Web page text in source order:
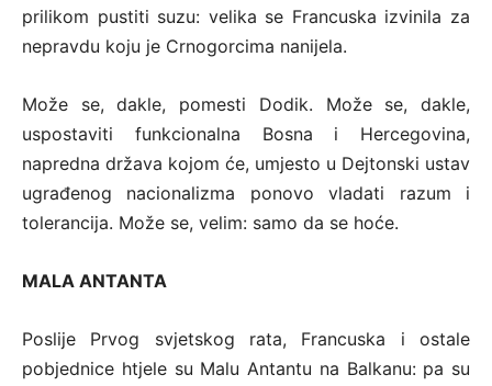
prilikom pustiti suzu: velika se Francuska izvinila za
nepravdu koju je Crnogorcima nanijela.
Može se, dakle, pomesti Dodik. Može se, dakle,
uspostaviti funkcionalna Bosna i Hercegovina,
napredna država kojom će, umjesto u Dejtonski ustav
ugrađenog nacionalizma ponovo vladati razum i
tolerancija. Može se, velim: samo da se hoće.
MALA ANTANTA
Poslije Prvog svjetskog rata, Francuska i ostale
pobjednice htjele su Malu Antantu na Balkanu: pa su